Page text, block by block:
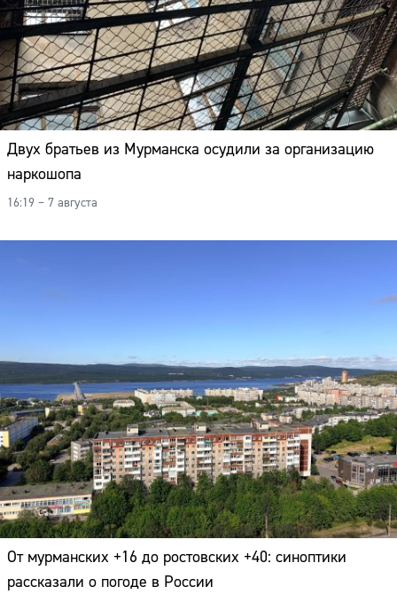
Двух братьев из Мурманска осудили за организацию
наркошопа
16:19 – 7 августа
От мурманских +16 до ростовских +40: синоптики
рассказали о погоде в России